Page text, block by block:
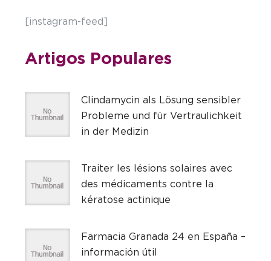
[instagram-feed]
Artigos Populares
Clindamycin als Lösung sensibler
Probleme und für Vertraulichkeit
in der Medizin
Traiter les lésions solaires avec
des médicaments contre la
kératose actinique
Farmacia Granada 24 en España –
información útil